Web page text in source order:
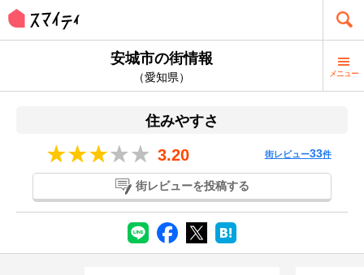
安城市の街情報
（愛知県） メニュー
住みやすさ
3.20 街レビュー33件
街レビューを投稿する